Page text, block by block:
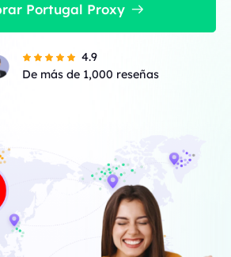
Portugal Proxy
4.9
De más de 1,000 reseñas